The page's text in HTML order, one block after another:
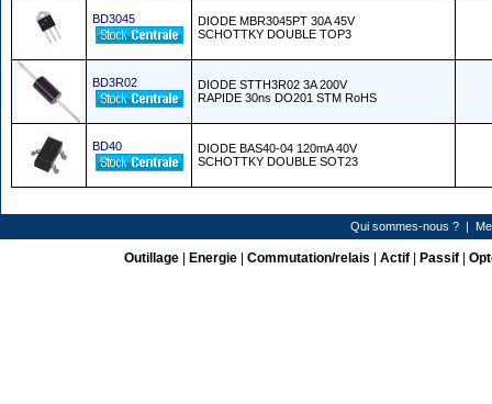
BD3045
DIODE MBR3045PT 30A 45V
SCHOTTKY DOUBLE TOP3
BD3R02
DIODE STTH3R02 3A 200V
RAPIDE 30ns DO201 STM RoHS
BD40
DIODE BAS40-04 120mA 40V
SCHOTTKY DOUBLE SOT23
Qui sommes-nous ? |
Outillage| Energie| Commutation/relais Actif| Passif|